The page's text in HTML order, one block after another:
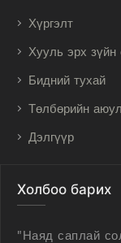
Хүргэлт
Хууль эрх зүйн
Бидний тухай
Төлбөрийн
Дэлгүүр
Холбоо барих
"Наяд саплай